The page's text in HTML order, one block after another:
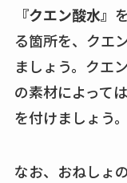
『クエン酸水』
る箇所を、クエ
ましょう。クエ
の素材によって
を付けましょう。
なお、おねしょ